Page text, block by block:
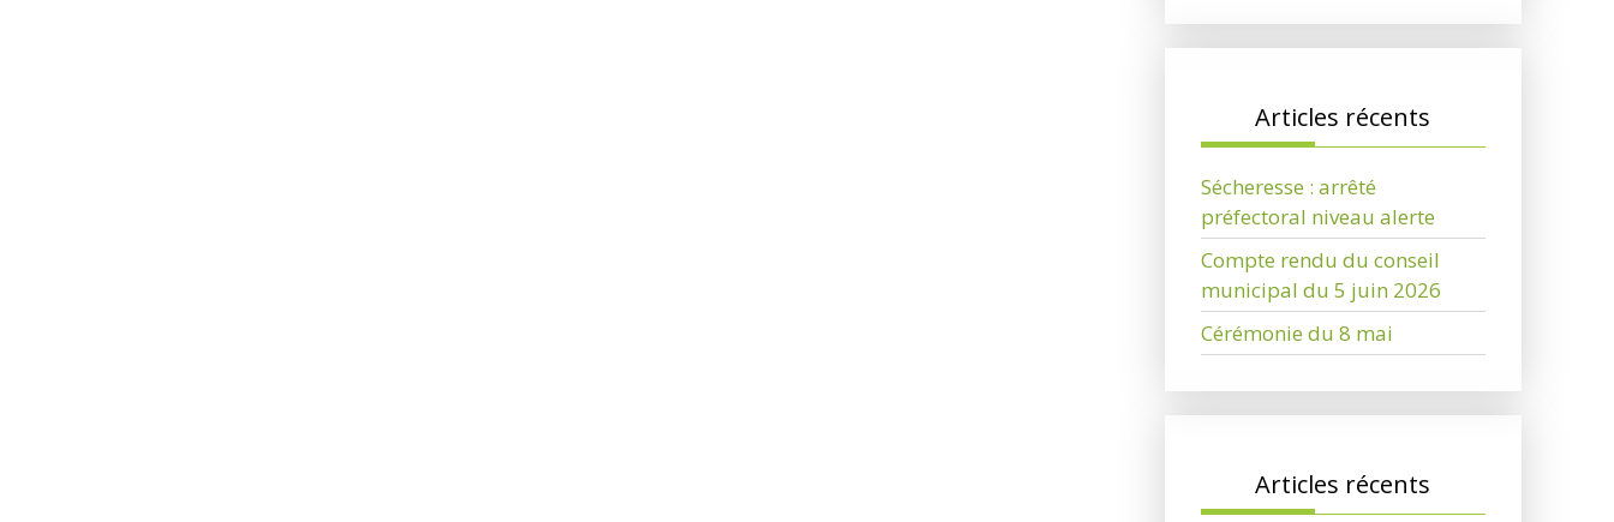
Articles récents
Sécheresse : arrêté
préfectoral niveau alerte
Compte rendu du conseil
municipal du 5 juin 2026
Cérémonie du 8 mai
Articles récents